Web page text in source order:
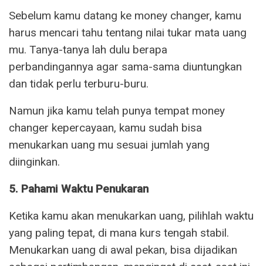
Sebelum kamu datang ke money changer, kamu
harus mencari tahu tentang nilai tukar mata uang
mu. Tanya-tanya lah dulu berapa
perbandingannya agar sama-sama diuntungkan
dan tidak perlu terburu-buru.
Namun jika kamu telah punya tempat money
changer kepercayaan, kamu sudah bisa
menukarkan uang mu sesuai jumlah yang
diinginkan.
5. Pahami Waktu Penukaran
Ketika kamu akan menukarkan uang, pilihlah waktu
yang paling tepat, di mana kurs tengah stabil.
Menukarkan uang di awal pekan, bisa dijadikan